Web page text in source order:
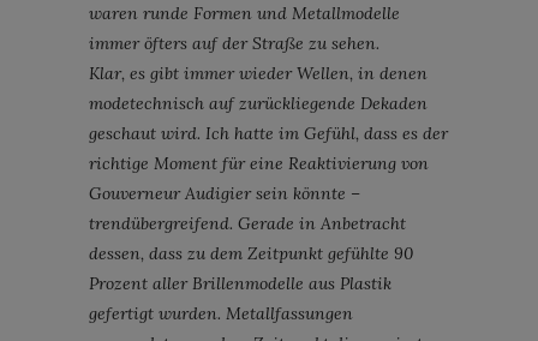
waren runde Formen und Metallmodelle
immer öfters auf der Straße zu sehen.
Klar, es gibt immer wieder Wellen, in denen
modetechnisch auf zurückliegende Dekaden
geschaut wird. Ich hatte im Gefühl, dass es der
richtige Moment für eine Reaktivierung von
Gouverneur Audigier sein könnte –
trendübergreifend. Gerade in Anbetracht
dessen, dass zu dem Zeitpunkt gefühlte 90
Prozent aller Brillenmodelle aus Plastik
gefertigt wurden. Metallfassungen